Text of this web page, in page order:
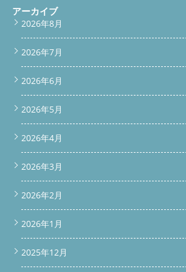
同時に行うと良い予防メンテナンス 内部のホ
乾燥ダクトの清掃 パッキンやフィルターの洗
槽洗浄 これらを同時に行うと、再発予防と乾
待できます。 便利屋BUZZの対応エリアと強
中心に、ふじみ野市・志木市・川越市・朝霞
囲で対応。年間500台以上の分解実績があり
立・東芝・シャープなど全メーカー対応可能
分解洗浄を同時に行うことで、作業時間の短
能です。 よくある質問（Q&A） Q. 樹脂破片
いいですか？A. 小さな破片でも内部の破損が
高いので、使用を控え修理を依頼してくださ
は同時にできますか？A. はい、同時に行うこ
が不要になり、費用も抑えられます。 Q. 富士
馬まで対応可能です。 【お問い合わせ】
ルを送る
公式LINEはこちら 公式LINEスク
bar { position: fixed; top: -60px; /* 最初は画面
100%; background-color: #00C73C; /* 緑色 */
rgba(0,0,0,0.2); transition: top 0.3s ease; }
0; /* スクロール時に表示 */ } #scroll-bar a {
15px; font-weight: bold; text-decoration:
アーカイブ
2026年8月
2026年7月
2026年6月
2026年5月
2026年4月
2026年3月
2026年2月
2026年1月
2025年12月